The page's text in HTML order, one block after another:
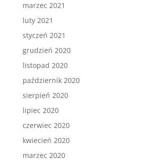
marzec 2021
luty 2021
styczeń 2021
grudzień 2020
listopad 2020
październik 2020
sierpień 2020
lipiec 2020
czerwiec 2020
kwiecień 2020
marzec 2020